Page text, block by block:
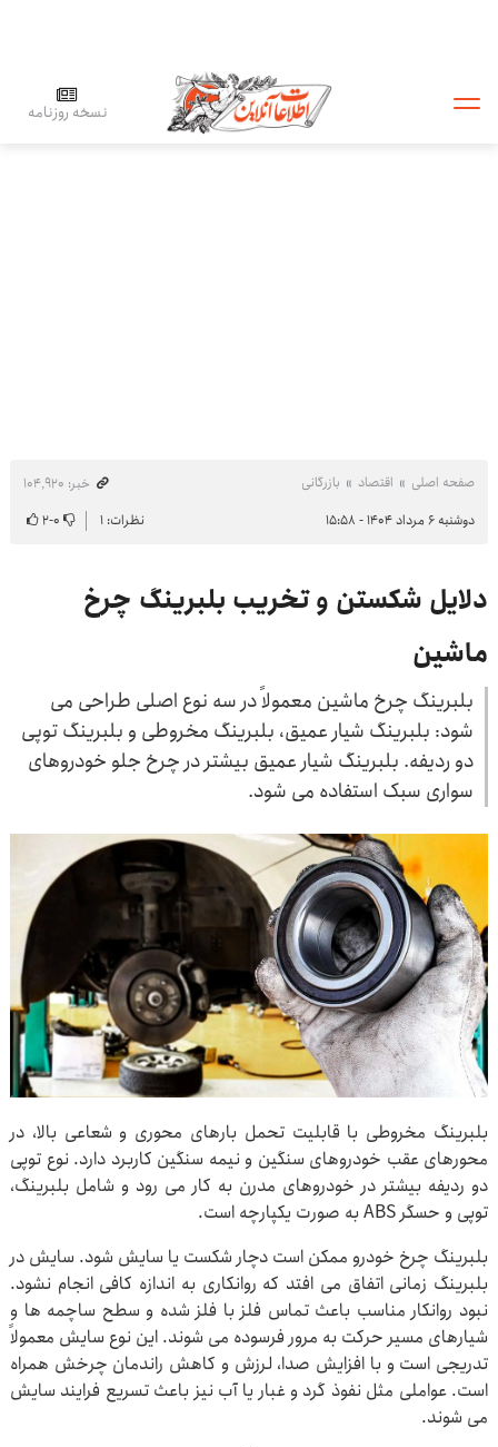
نسخه روزنامه
صفحه اصلی اقتصاد بازرگانی
خبر: ۱۰۴٬۹۲۰
دوشنبه ۶ مرداد ۱۴۰۴ - ۱۵:۵۸
نظرات: ۱ ۰-۲
دلایل شکستن و تخریب بلبرینگ چرخ
ماشین
بلبرینگ چرخ ماشین معمولاً در سه نوع اصلی طراحی می
شود: بلبرینگ شیار عمیق، بلبرینگ مخروطی و بلبرینگ توپی
دو ردیفه. بلبرینگ شیار عمیق بیشتر در چرخ جلو خودروهای
سواری سبک استفاده می شود.
بلبرینگ مخروطی با قابلیت تحمل بارهای محوری و شعاعی بالا، در
محورهای عقب خودروهای سنگین و نیمه سنگین کاربرد دارد. نوع توپی
دو ردیفه بیشتر در خودروهای مدرن به کار می رود و شامل بلبرینگ،
توپی و حسگر ABS به صورت یکپارچه است.
بلبرینگ چرخ خودرو ممکن است دچار شکست یا سایش شود. سایش در
بلبرینگ زمانی اتفاق می افتد که روانکاری به اندازه کافی انجام نشود.
نبود روانکار مناسب باعث تماس فلز با فلز شده و سطح ساچمه ها و
شیارهای مسیر حرکت به مرور فرسوده می شوند. این نوع سایش معمولاً
تدریجی است و با افزایش صدا، لرزش و کاهش راندمان چرخش همراه
است. عواملی مثل نفوذ گرد و غبار یا آب نیز باعث تسریع فرایند سایش
می شوند.